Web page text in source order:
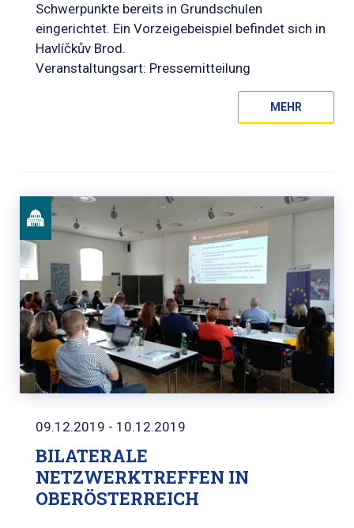
Schwerpunkte bereits in Grundschulen
eingerichtet. Ein Vorzeigebeispiel befindet sich in
Havlíčkův Brod.
Veranstaltungsart: Pressemitteilung
MEHR
09.12.2019 - 10.12.2019
BILATERALE
NETZWERKTREFFEN IN
OBERÖSTERREICH